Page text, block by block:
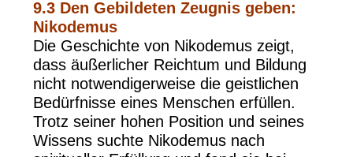
9.3 Den Gebildeten Zeugnis geben:
Nikodemus
Die Geschichte von Nikodemus zeigt,
dass äußerlicher Reichtum und Bildung
nicht notwendigerweise die geistlichen
Bedürfnisse eines Menschen erfüllen.
Trotz seiner hohen Position und seines
Wissens suchte Nikodemus nach